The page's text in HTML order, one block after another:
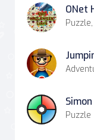
ONet
Puzzle